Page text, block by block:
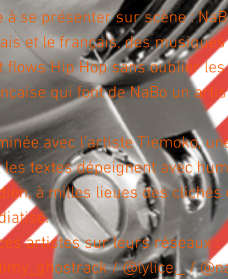
se présenter sur scène :
et le français, des
flows Hip Hop sans oublier
qui font de NaBo un
avec l’artiste Tiemoko,
textes dépeignent avec
à milles lieues des clichés
artistes sur leurs réseaux :
/ @lylice._ /